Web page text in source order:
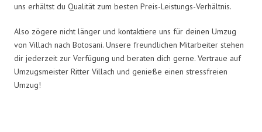
uns erhältst du Qualität zum besten Preis-Leistungs-Verhältnis.
Also zögere nicht länger und kontaktiere uns für deinen Umzug
von Villach nach Botosani. Unsere freundlichen Mitarbeiter stehen
dir jederzeit zur Verfügung und beraten dich gerne. Vertraue auf
Umzugsmeister Ritter Villach und genieße einen stressfreien
Umzug!